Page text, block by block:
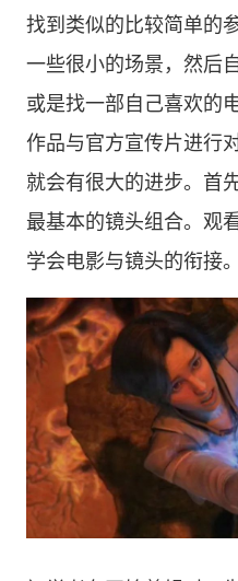
找到类似的比较简单的
一些很小的场景，然后
或是找一部自己喜欢的
作品与官方宣传片进行
就会有很大的进步。首
最基本的镜头组合。观
学会电影与镜头的衔接。